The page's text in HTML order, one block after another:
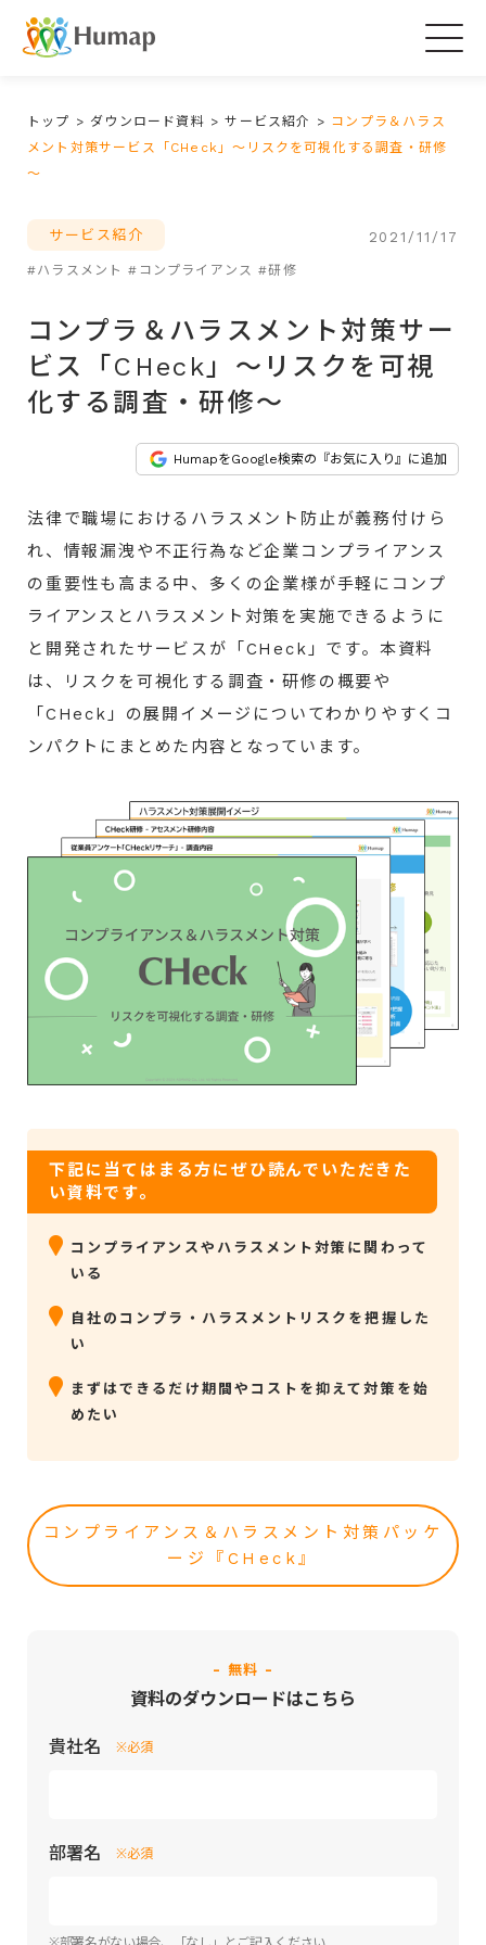
トップ > ダウンロード資料 >サービス紹介 > コンプラ＆ハラス
メント対策サービス「CHeck」～リスクを可視化する調査・研修
～
サービス紹介
#ハラスメント #コンプライアンス #研修
2021/11/17
コンプラ＆ハラスメント対策サー
ビス「CHeck」～リスクを可視
化する調査・研修～
HumapをGoogle検索の『お気に入り』に追加
法律で職場におけるハラスメント防止が義務付けら
れ、情報漏洩や不正行為など企業コンプライアンス
の重要性も高まる中、多くの企業様が手軽にコンプ
ライアンスとハラスメント対策を実施できるように
と開発されたサービスが「CHeck」です。本資料
は、リスクを可視化する調査・研修の概要や
「CHeck」の展開イメージについてわかりやすくコ
ンパクトにまとめた内容となっています。
下記に当てはまる方にぜひ読んでいただきた
い資料です。
コンプライアンスやハラスメント対策に関わって
いる
自社のコンプラ・ハラスメントリスクを把握した
い
まずはできるだけ期間やコストを抑えて対策を始
めたい
コンプライアンス＆ハラスメント対策パッケ
ージ『CHeck』
- 無料 -
資料のダウンロードはこちら
貴社名 ※必須
部署名 ※必須